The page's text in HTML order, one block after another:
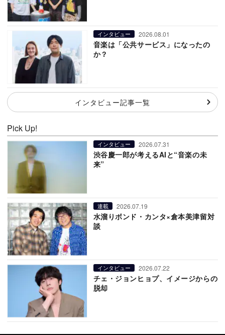
インタビュー 2026.08.01
音楽は「公共サービス」になったの
か？
インタビュー記事一覧
Pick Up!
インタビュー 2026.07.31
渋谷慶一郎が考えるAIと“音楽の未
来”
連載 2026.07.19
水溜りボンド・カンタ×倉本美津留対
談
インタビュー 2026.07.22
チェ・ジョンヒョプ、イメージからの
脱却